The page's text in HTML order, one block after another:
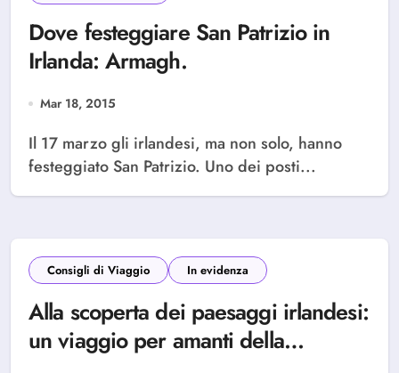
Dove festeggiare San Patrizio in
Irlanda: Armagh.
Mar 18, 2015
Il 17 marzo gli irlandesi, ma non solo, hanno
festeggiato San Patrizio. Uno dei posti...
Consigli di Viaggio In evidenza
Alla scoperta dei paesaggi irlandesi:
un viaggio per amanti della